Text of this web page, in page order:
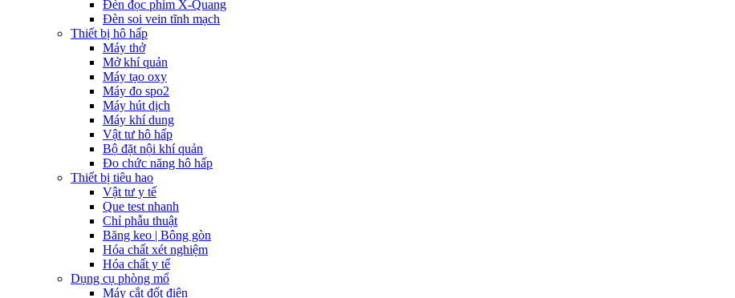
Đèn đọc phim X-Quang
Đèn soi vein tĩnh mạch
Thiết bị hô hấp
Máy thở
Mở khí quản
Máy tạo oxy
Máy đo spo2
Máy hút dịch
Máy khí dung
Vật tư hô hấp
Bộ đặt nội khí quản
Đo chức năng hô hấp
Thiết bị tiêu hao
Vật tư y tế
Que test nhanh
Chỉ phẫu thuật
Băng keo | Bông gòn
Hóa chất xét nghiệm
Hóa chất y tế
Dụng cụ phòng mổ
Máy cắt đốt điện